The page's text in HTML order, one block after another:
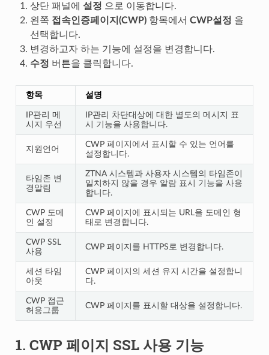
상단 패널에 설정 으로 이동합니다.
왼쪽 접속인증페이지(CWP)항목에서 CWP설정 을
선택합니다.
변경하고자 하는 기능에 설정을 변경합니다.
수정 버튼을 클릭합니다.
항목 설명
IP관리 메
시지 우선
IP관리 차단대상에 대한 별도의 메시지 표
시 기능을 사용합니다.
지원언어
CWP 페이지에서 표시할 수 있는 언어를
설정합니다.
타임존 변
경알림
ZTNA 시스템과 사용자 시스템의 타임존이
일치하지 않을 경우 알람 표시 기능을 사용
합니다.
CWP 도메
인 설정
CWP 페이지에 표시되는 URL을 도메인 형
태로 변경합니다.
CWP SSL
사용
CWP 페이지를 HTTPS로 변경합니다.
세션 타임
아웃
CWP 페이지의 세션 유지 시간을 설정합니
다.
CWP 접근
허용그룹
CWP 페이지를 표시할 대상을 설정합니다.
1. CWP 페이지 SSL 사용 기능